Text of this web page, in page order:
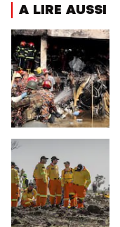
A LIRE AUSSI